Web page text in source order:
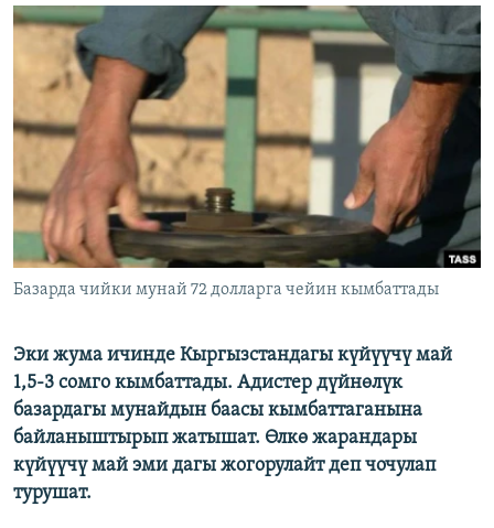
БИЗ ЖАНА ДҮЙНӨ
ДАНИСТЕ
ЭЖЕ-СИҢДИЛЕР
АЗАТТЫК+
ЫҢГАЙСЫЗ СУРООЛОР
Русский
ОНЛАЙН ШЕРИНЕ
ЭЕ/АРнун бардык сайттары
Базарда чийки мунай 72 долларга чейин кымбаттады
Эки жума ичинде Кыргызстандагы күйүүчү май
1,5-3 сомго кымбаттады. Адистер дүйнөлүк
базардагы мунайдын баасы кымбаттаганына
байланыштырып жатышат. Өлкө жарандары
күйүүчү май эми дагы жогорулайт деп чочулап
турушат.